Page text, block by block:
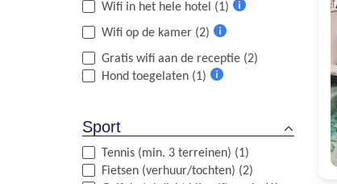
Wifi in het hele hotel (1)
Wifi op de kamer (2)
informatie
Gratis wifi aan de receptie (2)
Hond toegelaten (1)
Sport
Tennis (min. 3 terreinen) (1)
Fietsen (verhuur/tochten) (2)